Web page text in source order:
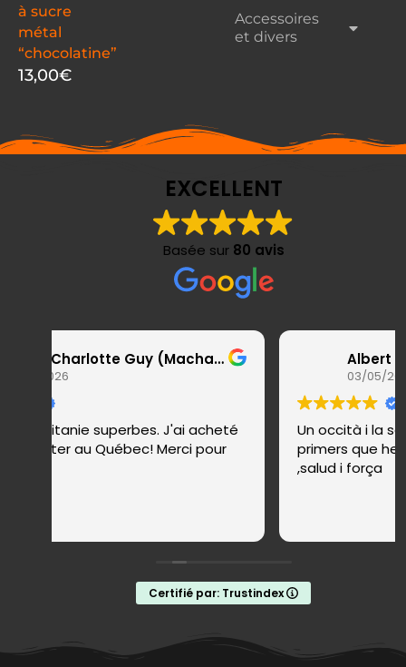
à sucre
métal
“chocolatine”
13,00€
Accessoires
et divers
EXCELLENT
Basée sur 80 avis
Marie-Charlotte Guy (Macha Guy)
superbes. J'ai acheté
au Québec! Merci pour
Albert Vidal i
03/05/2026
Un occità i la seva
primers que hem
,salud i força
Certifié par: Trustindex